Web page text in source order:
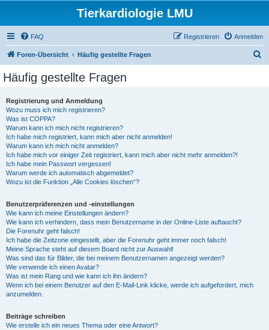
Tierkardiologie LMU
FAQ Anmelden
Registrieren
Foren-Übersicht Häufig gestellte Fragen
Häufig gestellte Fragen
Registrierung und Anmeldung
Wozu muss ich mich registrieren?
Was ist COPPA?
Warum kann ich mich nicht registrieren?
Ich habe mich registriert, kann mich aber nicht anmelden!
Warum kann ich mich nicht anmelden?
Ich habe mich vor einiger Zeit registriert, kann mich aber nicht mehr anmelden?!
Ich habe mein Passwort vergessen!
Warum werde ich automatisch abgemeldet?
Wozu ist die Funktion „Alle Cookies löschen“?
Benutzerpräferenzen und -einstellungen
Wie kann ich meine Einstellungen ändern?
Wie kann ich verhindern, dass mein Benutzername in der Online-Liste auftaucht?
Die Forenuhr geht falsch!
Ich habe die Zeitzone eingestellt, aber die Forenuhr geht immer noch falsch!
Meine Sprache steht auf diesem Board nicht zur Auswahl!
Was sind das für Bilder, die bei meinem Benutzernamen angezeigt werden?
Wie verwende ich einen Avatar?
Was ist mein Rang und wie kann ich ihn ändern?
Wenn ich bei einem Benutzer auf den E-Mail-Link klicke, werde ich aufgefordert, mich
anzumelden.
Beiträge schreiben
Wie erstelle ich ein neues Thema oder eine Antwort?